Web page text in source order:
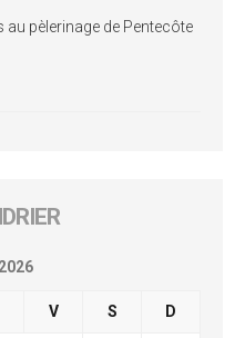
pèlerinage de Pentecôte
V S D